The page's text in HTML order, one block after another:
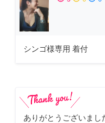
シンゴ様専用 着付
ありがとうございまし